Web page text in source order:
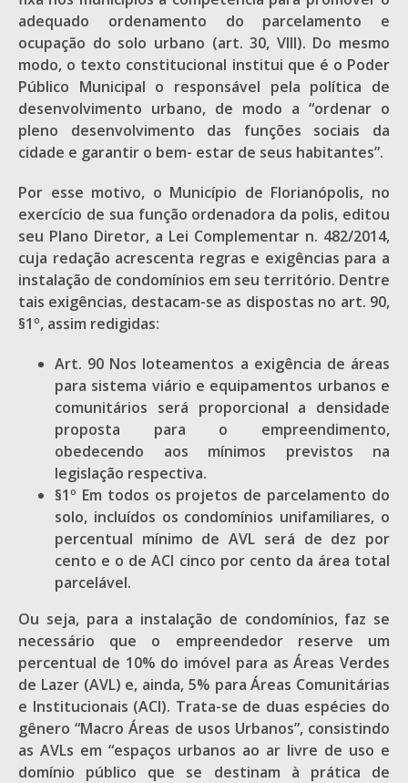
adequado ordenamento do parcelamento e
ocupação do solo urbano (art. 30, VIII). Do mesmo
modo, o texto constitucional institui que é o Poder
Público Municipal o responsável pela política de
desenvolvimento urbano, de modo a “ordenar o
pleno desenvolvimento das funções sociais da
cidade e garantir o bem- estar de seus habitantes”.
Por esse motivo, o Município de Florianópolis, no
exercício de sua função ordenadora da polis, editou
seu Plano Diretor, a Lei Complementar n. 482/2014,
cuja redação acrescenta regras e exigências para a
instalação de condomínios em seu território. Dentre
tais exigências, destacam-se as dispostas no art. 90,
§1º, assim redigidas:
Art. 90 Nos loteamentos a exigência de áreas
para sistema viário e equipamentos urbanos e
comunitários será proporcional a densidade
proposta para o empreendimento,
obedecendo aos mínimos previstos na
legislação respectiva.
§1º Em todos os projetos de parcelamento do
solo, incluídos os condomínios unifamiliares, o
percentual mínimo de AVL será de dez por
cento e o de ACI cinco por cento da área total
parcelável.
Ou seja, para a instalação de condomínios, faz se
necessário que o empreendedor reserve um
percentual de 10% do imóvel para as Áreas Verdes
de Lazer (AVL) e, ainda, 5% para Áreas Comunitárias
e Institucionais (ACI). Trata-se de duas espécies do
gênero “Macro Áreas de usos Urbanos”, consistindo
as AVLs em “espaços urbanos ao ar livre de uso e
domínio público que se destinam à prática de